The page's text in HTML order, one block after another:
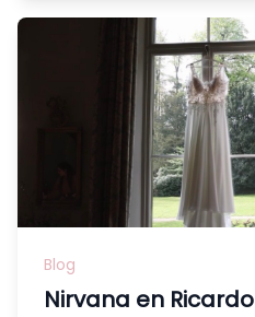
Blog
Nirvana en Ricardo